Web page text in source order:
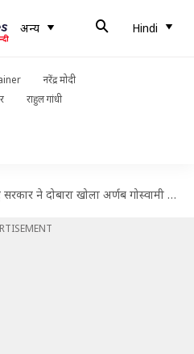
अन्य Hindi
नरेंद्र मोदी
राहुल गांधी
ने दोबारा खोला अर्णब गोस्वामी के खिलाफ आत्महत्या के लिए उकसाने का मामला